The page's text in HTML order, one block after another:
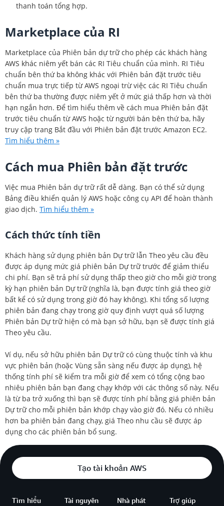
thanh toán tổng hợp.
Marketplace của RI
Marketplace của Phiên bản dự trữ cho phép các khách hàng
AWS khác niêm yết bán các RI Tiêu chuẩn của mình. RI Tiêu
chuẩn bên thứ ba không khác với Phiên bản đặt trước tiêu
chuẩn mua trực tiếp từ AWS ngoại trừ việc các RI Tiêu chuẩn
bên thứ ba thường được niêm yết ở mức giá thấp hơn và thời
hạn ngắn hơn. Để tìm hiểu thêm về cách mua Phiên bản đặt
trước tiêu chuẩn từ AWS hoặc từ người bán bên thứ ba, hãy
truy cập trang Bắt đầu với Phiên bản đặt trước Amazon EC2.
Tìm hiểu thêm »
Cách mua Phiên bản đặt trước
Việc mua Phiên bản dự trữ rất dễ dàng. Bạn có thể sử dụng
Bảng điều khiển quản lý AWS hoặc công cụ API để hoàn thành
giao dịch. Tìm hiểu thêm »
Cách thức tính tiền
Khách hàng sử dụng phiên bản Dự trữ lẫn Theo yêu cầu đều
được áp dụng mức giá phiên bản Dự trữ trước để giảm thiểu
chi phí. Bạn sẽ trả phí sử dụng thấp theo giờ cho mỗi giờ trong
kỳ hạn phiên bản Dự trữ (nghĩa là, bạn được tính giá theo giờ
bất kể có sử dụng trong giờ đó hay không). Khi tổng số lượng
phiên bản đang chạy trong giờ quy định vượt quá số lượng
Phiên bản Dự trữ hiện có mà bạn sở hữu, bạn sẽ được tính giá
Theo yêu cầu.
Ví dụ, nếu sở hữu phiên bản Dự trữ có cùng thuộc tính và khu
vực phiên bản (hoặc Vùng sẵn sàng nếu được áp dụng), hệ
thống tính phí sẽ kiểm tra mỗi giờ để xem có tổng cộng bao
nhiêu phiên bản bạn đang chạy khớp với các thông số này. Nếu
là từ ba trở xuống thì bạn sẽ được tính phí bằng giá phiên bản
Dự trữ cho mỗi phiên bản khớp chạy vào giờ đó. Nếu có nhiều
hơn ba phiên bản đang chạy, giá Theo nhu cầu sẽ được áp
dụng cho các phiên bản bổ sung.
Tạo tài khoản AWS
Tìm hiểu Tài nguyên
Nhà phát
Trợ giúp